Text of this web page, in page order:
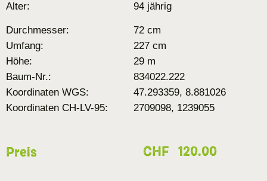
Alter:
94 jährig
Durchmesser:
72 cm
Umfang:
227 cm
Höhe:
29 m
Baum-Nr.:
834022.222
Koordinaten WGS:
47.293359, 8.881026
Koordinaten CH-LV-95:
2709098, 1239055
Preis CHF 120.00